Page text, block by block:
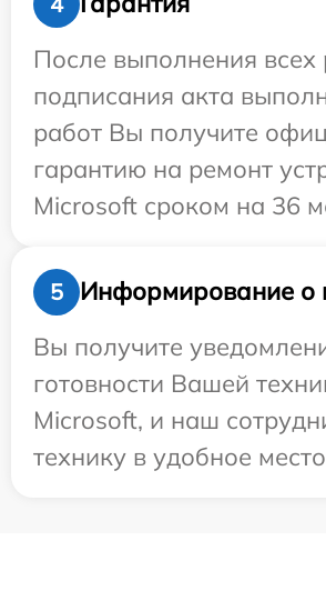
После выполнения всех
подписания акта
работ Вы получите
гарантию на ремонт
Microsoft сроком на 36
5
Информирование о
Вы получите
готовности Вашей
Microsoft, и наш
технику в удобное